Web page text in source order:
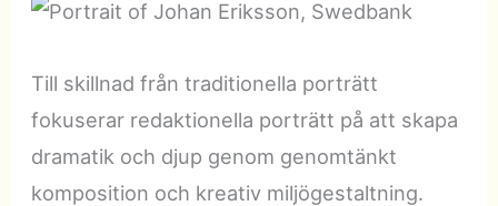
Till skillnad från traditionella porträtt
fokuserar redaktionella porträtt på att skapa
dramatik och djup genom genomtänkt
komposition och kreativ miljögestaltning.